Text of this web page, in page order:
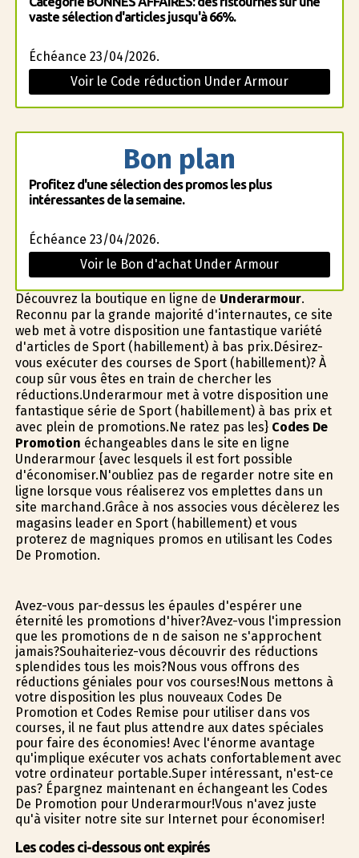
vaste sélection d'articles jusqu'à 66%.
Échéance 23/04/2026.
Voir le Code réduction Under Armour
Bon plan
Profitez d'une sélection des promos les plus
intéressantes de la semaine.
Échéance 23/04/2026.
Voir le Bon d'achat Under Armour
Découvrez la boutique en ligne de Underarmour.
Reconnu par la grande majorité d'internautes, ce site
web met à votre disposition une fantastique variété
d'articles de Sport (habillement) à bas prix.Désirez-
vous exécuter des courses de Sport (habillement)? À
coup sûr vous êtes en train de chercher les
réductions.Underarmour met à votre disposition une
fantastique série de Sport (habillement) à bas prix et
avec plein de promotions.Ne ratez pas les} Codes De
Promotion échangeables dans le site en ligne
Underarmour {avec lesquels il est fort possible
d'économiser.N'oubliez pas de regarder notre site en
ligne lorsque vous réaliserez vos emplettes dans un
site marchand.Grâce à nos associes vous décèlerez les
magasins leader en Sport (habillement) et vous
profiterez de magnifiques promos en utilisant les Codes
De Promotion.
Avez-vous par-dessus les épaules d'espérer une
éternité les promotions d'hiver?Avez-vous l'impression
que les promotions de fin de saison ne s'approchent
jamais?Souhaiteriez-vous découvrir des réductions
splendides tous les mois?Nous vous offrons des
réductions géniales pour vos courses!Nous mettons à
votre disposition les plus nouveaux Codes De
Promotion et Codes Remise pour utiliser dans vos
courses, il ne faut plus attendre aux dates spéciales
pour faire des économies! Avec l'énorme avantage
qu'implique exécuter vos achats confortablement avec
votre ordinateur portable.Super intéressant, n'est-ce
pas? Épargnez maintenant en échangeant les Codes
De Promotion pour Underarmour!Vous n'avez juste
qu'à visiter notre site sur Internet pour économiser!
Les codes ci-dessous ont expirés